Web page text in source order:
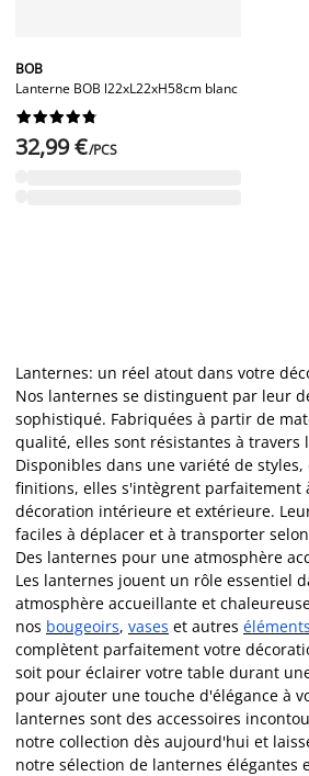
BOB
Lanterne BOB l22xL22xH58cm blanc






32,99 €/PCS
Lanternes: un réel atout dans votre
Nos lanternes se distinguent par leur
sophistiqué. Fabriquées à partir de
qualité, elles sont résistantes à travers
Disponibles dans une variété de
finitions, elles s'intègrent parfaitement
décoration intérieure et extérieure.
faciles à déplacer et à transporter
Des lanternes pour une atmosphère
Les lanternes jouent un rôle essentiel
atmosphère accueillante et
nos bougeoirs, vases et autres
complètent parfaitement votre
soit pour éclairer votre table durant
pour ajouter une touche d'élégance à
lanternes sont des accessoires
notre collection dès aujourd'hui et
notre sélection de lanternes élégantes